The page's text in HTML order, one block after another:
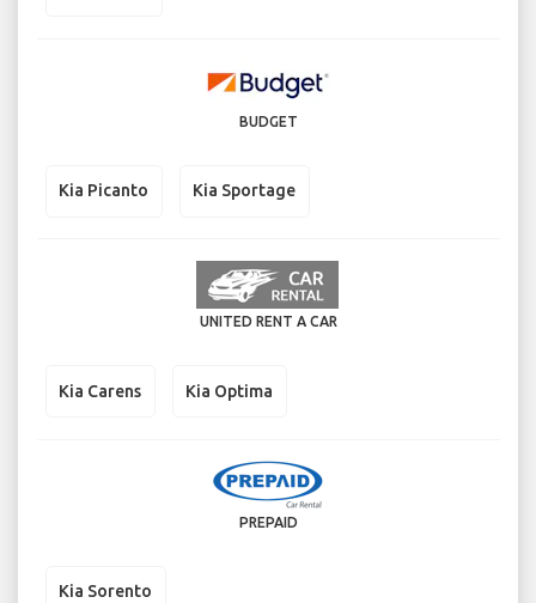
BUDGET
Kia Picanto Kia Sportage
UNITED RENT A CAR
Kia Carens Kia Optima
PREPAID
Kia Sorento